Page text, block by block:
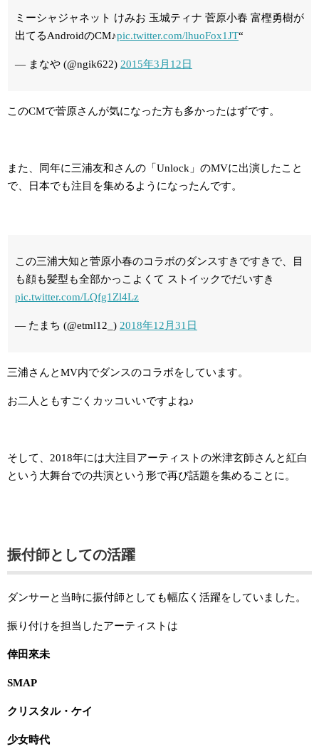
ミーシャジャネット けみお 玉城ティナ 菅原小春 富樫勇樹が
出てるAndroidのCM♪pic.twitter.com/lhuoFox1JT“
— まなや (@ngik622) 2015年3月12日
このCMで菅原さんが気になった方も多かったはずです。
また、同年に三浦友和さんの「Unlock」のMVに出演したこと
で、日本でも注目を集めるようになったんです。
この三浦大知と菅原小春のコラボのダンスすきですきで、目
も顔も髪型も全部かっこよくて ストイックでだいすき
pic.twitter.com/LQfg1Zl4Lz
— たまち (@etml12_) 2018年12月31日
三浦さんとMV内でダンスのコラボをしています。
お二人ともすごくカッコいいですよね♪
そして、2018年には大注目アーティストの米津玄師さんと紅白
という大舞台での共演という形で再び話題を集めることに。
振付師としての活躍
ダンサーと当時に振付師としても幅広く活躍をしていました。
振り付けを担当したアーティストは
倖田來未
SMAP
クリスタル・ケイ
少女時代